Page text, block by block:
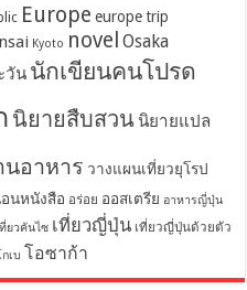
Europe europe trip
Kyoto novel Osaka
วัน นักเขียนคนโปรด
นิยายสืบสวน นิยายแปล
นอาหาร วางแผนเที่ยวยุโรป
นหนังสือ อร่อย ออสเตรีย อาหารญี่ปุ่น
ยวคันไซ เที่ยวญี่ปุ่น เที่ยวญี่ปุ่นด้วยตัว
เบ โอซาก้า